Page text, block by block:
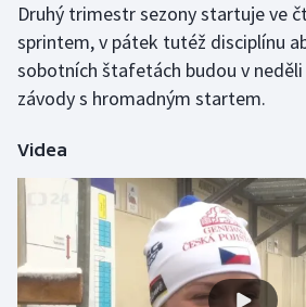
Druhý trimestr sezony startuje ve
sprintem, v pátek tutéž disciplínu
sobotních štafetách budou v
závody s hromadným startem.
Videa